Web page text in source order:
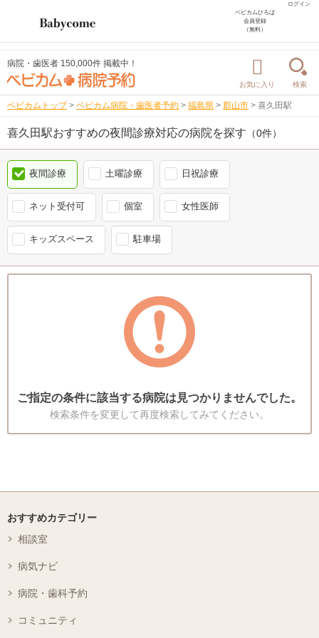
ログイン
ベビカムひろば
会員登録
（無料）
病院・歯医者 150,000件 掲載中！
お気に入り 検索
ベビカムトップ > ベビカム病院・歯医者予約 > 福島県 > 郡山市 > 喜久田駅
喜久田駅おすすめの夜間診療対応の病院を探す （0件）
夜間診療 土曜診療 日祝診療
ネット受付可 個室 女性医師
キッズスペース 駐車場
ご指定の条件に該当する病院は見つかりませんでした。
検索条件を変更して再度検索してみてください。
おすすめカテゴリー
相談室
病気ナビ
病院・歯科予約
コミュニティ